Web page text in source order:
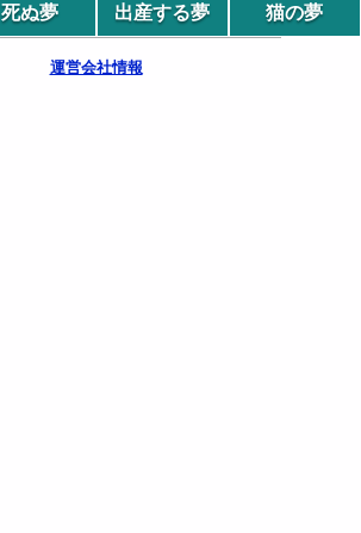
死ぬ夢 出産する夢 猫の夢
運営会社情報